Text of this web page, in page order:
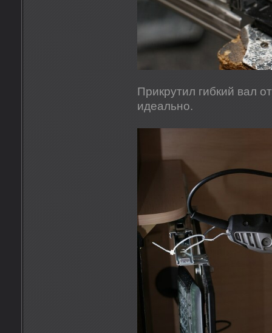
Прикрутил гибкий вал
идеально.